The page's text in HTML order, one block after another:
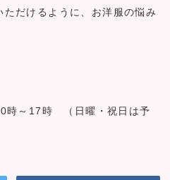
だけるように、お洋服の悩み
時～17時 （日曜・祝日は予